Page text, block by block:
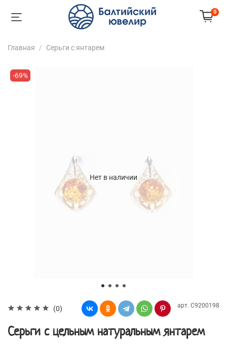
0
Главная Серьги с янтарем
Нет в наличии
-69%
(0) арт. С9200198
Серьги с цельным натуральным янтарем